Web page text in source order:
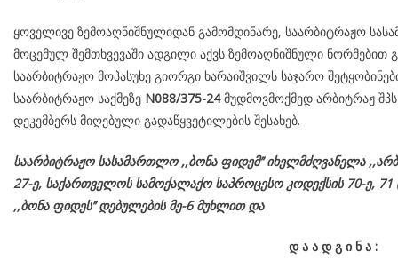
ყოველივე ზემოაღნიშნულიდან გამომდინარე, საარბიტრაჟო
მოცემულ შემთხვევაში ადგილი აქვს ზემოაღნიშნული ნორმებით
საარბიტრაჟო მოპასუხე გიორგი ხარაიშვილს საჯარო
საარბიტრაჟო საქმეზე N088/375-24მუდმოვმოქმედ არბიტრაჟ
დეკემბერს მიღებული გადაწყვეტილების შესახებ.
საარბიტრაჟო სასამართლო ,,ბონა ფიდემ’’ იხელმძღვანელა
27-ე, საქართველოს სამოქალაქო საპროცესო კოდექსის 70-ე, 71
,,ბონა ფიდეს’’ დებულების მე-6 მუხლით და
დ ა ა დ გ ი ნ ა :